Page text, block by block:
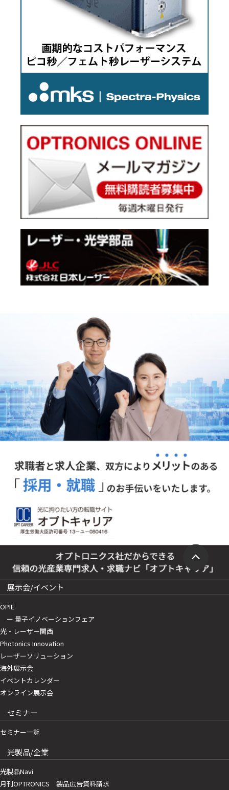
展示会/イベント
OPIE
ー 量子イノベーションフェア
光・レーザー関西
Photonics Innovation
レーザーソリューション
海外展示会
イベントカレンダー
オンライン展示会
セミナー
セミナー一覧
光製品/企業
光製品Navi
月刊OPTRONICS 製品広告資料請求